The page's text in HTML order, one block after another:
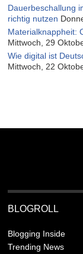
Dauerbeschallung
richtig nutzen
Materialknappheit:
Mittwoch, 29
Wie digital ist
Mittwoch, 22
BLOGROLL
Blogging Inside
Trending News